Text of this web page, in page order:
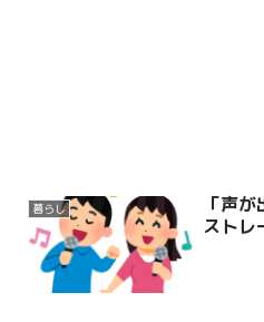
暮らし
「声
ストレ